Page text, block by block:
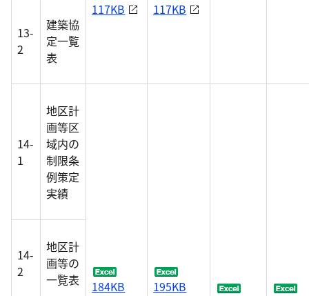
117KB 117KB
13-
2
建築協
定一覧
表
14-
1
地区計
画等区
域内の
制限条
例策定
実績
184KB 195KB
14-
2
地区計
画等の
一覧表